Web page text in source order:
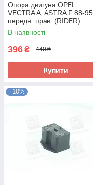
Опора двигуна OPEL
VECTRA A, ASTRA F 88-95
передн. прав. (RIDER)
RD.3438325348 UA58
В наявності
396 ₴ 440 ₴
Купити
–10%